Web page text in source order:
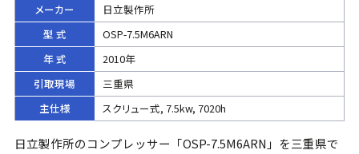
メーカー
日立製作所
型 式
OSP-7.5M6ARN
年 式
2010年
引取現場
三重県
主仕様
スクリュー式, 7.5kw, 7020h
日立製作所のコンプレッサー「OSP-7.5M6ARN」を三重県で